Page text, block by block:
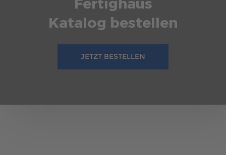
Katalog bestellen
JETZT BESTELLEN